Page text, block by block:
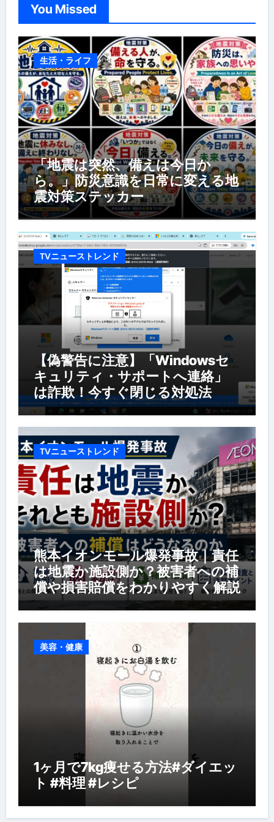
You Missed
生活・ライフ
「地震は突然、備えは今日か
ら。」防災意識を日常に変える地
震対策ステッカー
TVニューストレンド
【偽警告に注意】「Windowsセ
キュリティ・サポートへ連絡」
は詐欺！今すぐ閉じる対処法
TVニューストレンド
熊本イオンモール爆発事故｜責任
は地震か施設側か？被害者への補
償や損害賠償をわかりやすく解説
美容・健康
1ヶ月で7kg痩せる方法#ダイエッ
ト #料理 #レシピ